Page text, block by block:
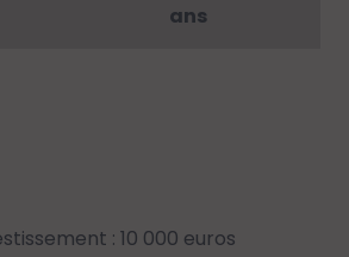
ans
: 10 000 euros